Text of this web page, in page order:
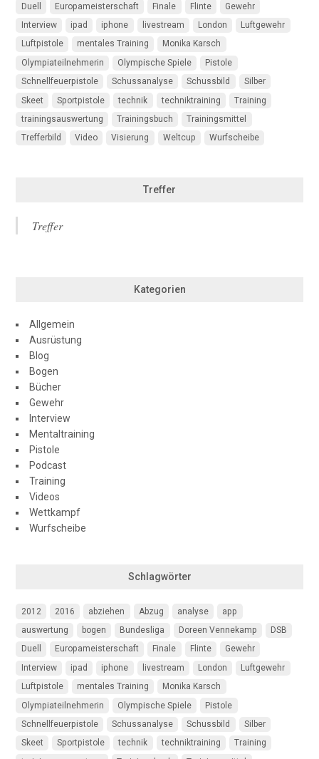
Duell
Europameisterschaft Finale Flinte
Gewehr
Interview
ipad iphone livestream London
Luftgewehr
Luftpistole
mentales Training
Monika Karsch
Olympiateilnehmerin
Olympische Spiele
Pistole
Schnellfeuerpistole
Schussanalyse Schussbild
Silber
Skeet
Sportpistole technik techniktraining
Training
trainingsauswertung
Trainingsbuch
Trainingsmittel
Trefferbild
Video Visierung Weltcup Wurfscheibe
Treffer
Treffer
Kategorien
Allgemein
Ausrüstung
Blog
Bogen
Bücher
Gewehr
Interview
Mentaltraining
Pistole
Podcast
Training
Videos
Wettkampf
Wurfscheibe
Schlagwörter
2012 2016 abziehen Abzug analyse
app
auswertung
bogen Bundesliga Doreen Vennekamp
DSB
Duell
Europameisterschaft Finale Flinte
Gewehr
Interview
ipad iphone livestream London
Luftgewehr
Luftpistole
mentales Training
Monika Karsch
Olympiateilnehmerin
Olympische Spiele
Pistole
Schnellfeuerpistole
Schussanalyse Schussbild
Silber
Skeet
Sportpistole technik techniktraining
Training